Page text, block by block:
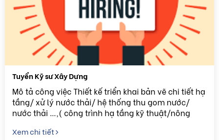
Tuyển Kỹ sư Xây Dựng
Mô tả công việc Thiết kế triển khai bản vẽ chi tiết hạ
tầng/ xử lý nước thải/ hệ thống thu gom nước/
nước thải …,( công trình hạ tầng kỹ thuật/nông
toán
Xem chi tiết